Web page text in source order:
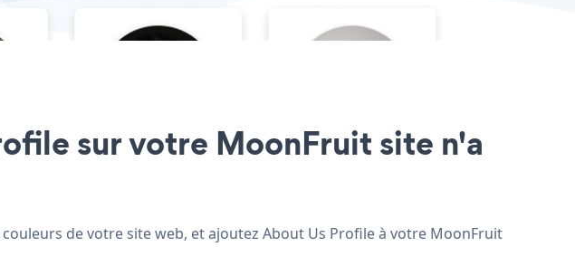
sur votre MoonFruit site n'a
de votre site web, et ajoutez About Us Profile à votre MoonFruit